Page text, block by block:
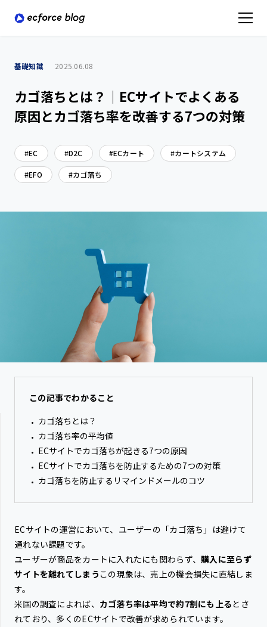
基礎知識 2025.06.08
カゴ落ちとは？｜ECサイトでよくある
原因とカゴ落ち率を改善する7つの対策
EC D2C ECカート カートシステム
EFO カゴ落ち
この記事でわかること
カゴ落ちとは？
カゴ落ち率の平均値
ECサイトでカゴ落ちが起きる7つの原因
ECサイトでカゴ落ちを防止するための7つの対策
カゴ落ちを防止するリマインドメールのコツ
ECサイトの運営において、ユーザーの「カゴ落ち」は避けて
通れない課題です。
ユーザーが商品をカートに入れたにも関わらず、購入に至らず
サイトを離れてしまう この現象は、売上の機会損失に直結しま
す。
米国の調査によれば、 カゴ落ち率は平均で約7割にも上るとさ
れており、多くのECサイトで改善が求められています。